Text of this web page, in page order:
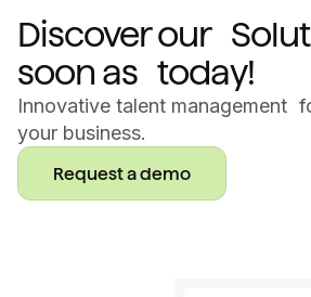
Discover our
soon as today!
Innovative talent management
your business.
Request a demo